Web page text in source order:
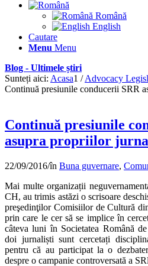
Română
English
Cautare
Menu Menu
Blog - Ultimele știri
Sunteți aici: Acasa1 / Advocacy
Continuă presiunile conducerii SRR
Continuă presiunile
asupra propriilor
22/09/2016/în Buna guvernare,
Mai multe organizații
CH, au trimis astăzi o scrisoare
preşedinţilor Comisiilor de Cultură
prin care le cer să se implice în
câteva luni în Societatea Română
doi jurnaliști sunt cercetați
pentru că au participat la o
despre o campanie controversată a